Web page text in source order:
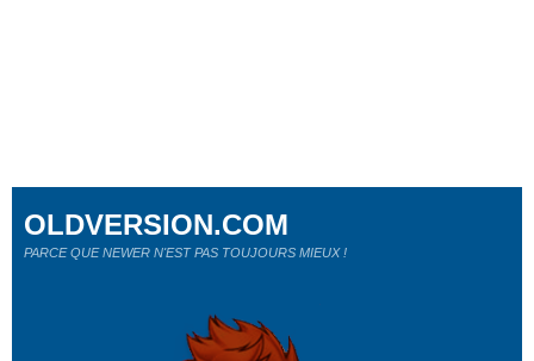
OLDVERSION.COM
PARCE QUE NEWER N'EST PAS TOUJOURS MIEUX !